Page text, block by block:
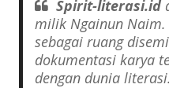
Spirit-literasi.id
milik Ngainun
sebagai ruang
dokumentasi karya
dengan dunia literasi.